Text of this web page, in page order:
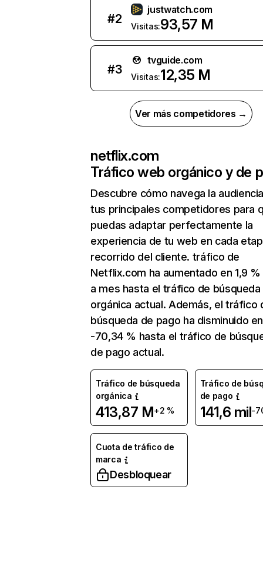
#2
justwatch.com
Visitas:93,57 M
#3
tvguide.com
Visitas:12,35 M
Ver más competidores →
netflix.com
Tráfico web orgánico y de
Descubre cómo navega la
tus principales competidores para
puedas adaptar perfectamente la
experiencia de tu web en cada
recorrido del cliente. tráfico de
Netflix.com ha aumentado en 1,9
a mes hasta el tráfico de búsqueda
orgánica actual. Además, el tráfico
búsqueda de pago ha disminuido en
-70,34 % hasta el tráfico de
de pago actual.
Tráfico de búsqueda
orgánica
413,87 M+2 %
Tráfico de
de pago
141,6 mil-
Cuota de tráfico de
marca
Desbloquear